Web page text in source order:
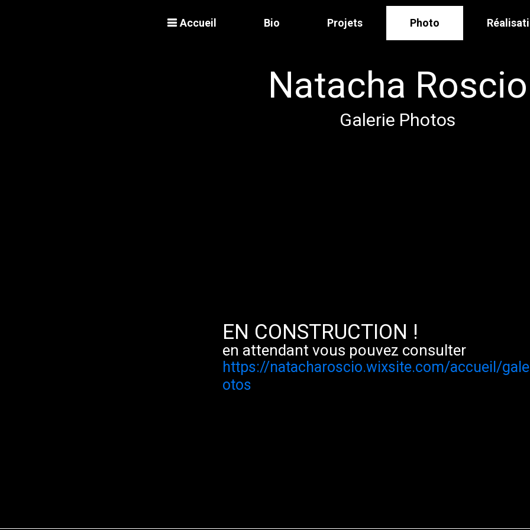
Accueil Bio Projets Photo
Natacha Roscio
Galerie Photos
EN CONSTRUCTION !
en attendant vous pouvez consulter
https://natacharoscio.wixsite.com/accueil/
otos